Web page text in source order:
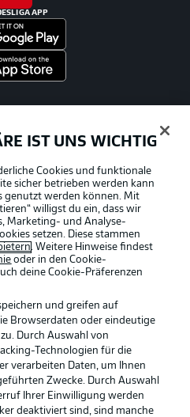
APP
Voreinstellungen verwalten
Nutzungsbedingungen
IST UNS WICHTIG
Cookies und funktionale
sicher betrieben werden kann
genutzt werden können. Mit
willigst du ein, dass wir
Marketing- und Analyse-
setzen. Diese stammen
. Weitere Hinweise findest
oder in den Cookie-
deine Cookie-Präferenzen
und greifen auf
Browserdaten oder eindeutige
Durch Auswahl von
Technologien für die
verarbeiten Daten, um Ihnen
Zwecke. Durch Auswahl
Ihrer Einwilligung werden
deaktiviert sind, sind manche